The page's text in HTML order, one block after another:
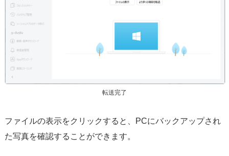
転送完了
ファイルの表示をクリックすると、PCにバックアップされ
た写真を確認することができます。